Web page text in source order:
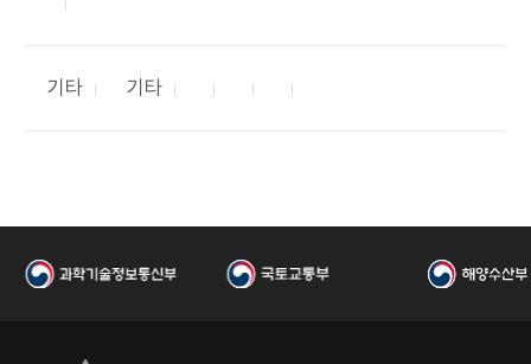
카
기타
공
기타
공
공
공